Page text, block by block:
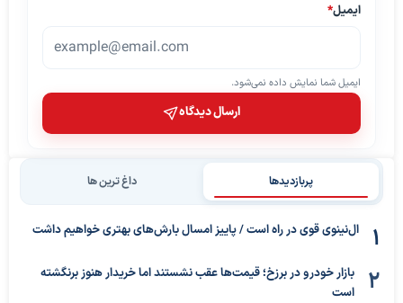
ایمیل*
ایمیل شما نمایش داده نمی‌شود.
ارسال دیدگاه
پربازدیدها داغ ترین ها
ال‌نینوی قوی در راه است / پاییز امسال بارش‌های بهتری خواهیم داشت
بازار خودرو در برزخ؛ قیمت‌ها عقب نشستند اما خریدار هنوز برنگشته
است